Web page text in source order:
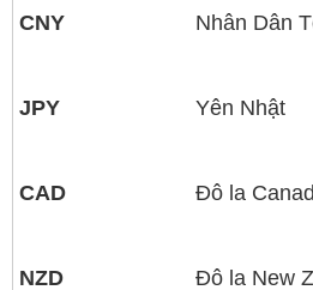
CNY Nhân Dân
JPY Yên Nhật
CAD Đô la
NZD Ðô la New